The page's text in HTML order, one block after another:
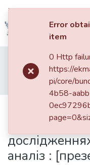
Communities
Collections
All of DSpace
даних в
аналіз :
Error
item
0 Http
https://
pi/core/
4b58-